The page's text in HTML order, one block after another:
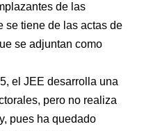
de las
se tiene de las actas de
se adjuntan como
el JEE desarrolla una
pero no realiza
pues ha quedado